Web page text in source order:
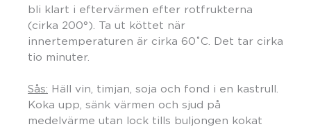
bli klart i eftervärmen efter rotfrukterna
(cirka 200°). Ta ut köttet när
innertemperaturen är cirka 60˚C. Det tar cirka
tio minuter.
Sås: Häll vin, timjan, soja och fond i en kastrull.
Koka upp, sänk värmen och sjud på
medelvärme utan lock tills buljongen kokat